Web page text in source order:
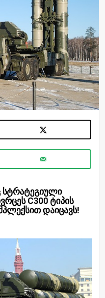
C300 ტიპის
დაიცავს!